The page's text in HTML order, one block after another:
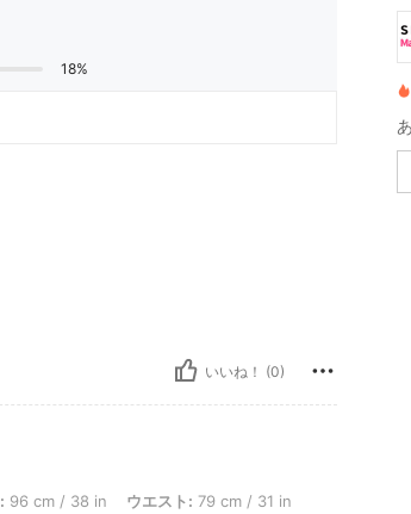
18%
いいね！ (0)
エスト: 79 cm / 31 in, ヒップ: 102 cm / 40 in, カラー: キャメ
96 cm / 38 in ウエスト: 79 cm / 31 in